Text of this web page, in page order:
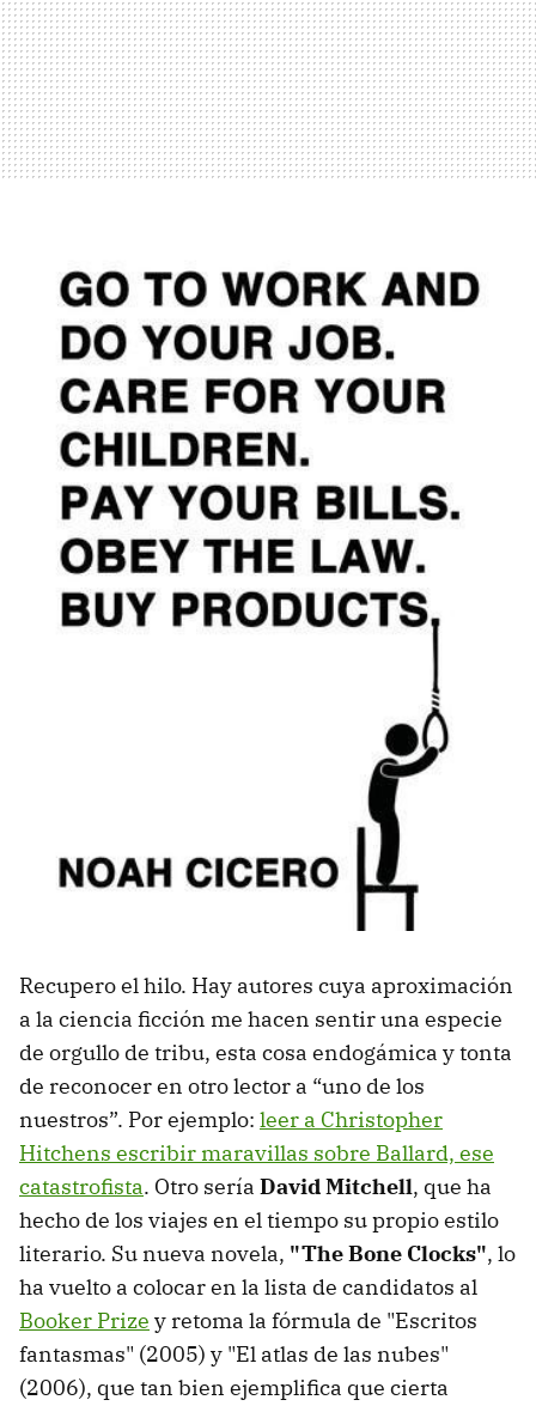
Recupero el hilo. Hay autores cuya aproximación
a la ciencia ficción me hacen sentir una especie
de orgullo de tribu, esta cosa endogámica y tonta
de reconocer en otro lector a “uno de los
nuestros”. Por ejemplo: leer a Christopher
Hitchens escribir maravillas sobre Ballard, ese
catastrofista. Otro sería David Mitchell, que ha
hecho de los viajes en el tiempo su propio estilo
literario. Su nueva novela, "The Bone Clocks", lo
ha vuelto a colocar en la lista de candidatos al
Booker Prize y retoma la fórmula de "Escritos
fantasmas" (2005) y "El atlas de las nubes"
(2006), que tan bien ejemplifica que cierta